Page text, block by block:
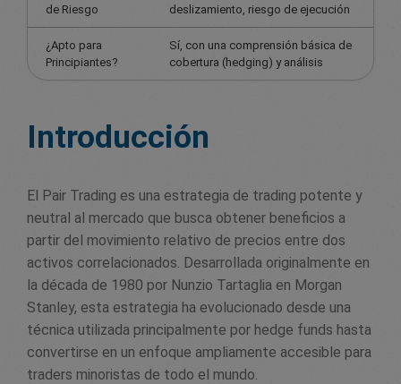
de Riesgo
deslizamiento, riesgo de ejecución
¿Apto para
Principiantes?
Sí, con una comprensión básica de
cobertura (hedging) y análisis
Introducción
El Pair Trading es una estrategia de trading potente y
neutral al mercado que busca obtener beneficios a
partir del movimiento relativo de precios entre dos
activos correlacionados. Desarrollada originalmente en
la década de 1980 por Nunzio Tartaglia en Morgan
Stanley, esta estrategia ha evolucionado desde una
técnica utilizada principalmente por hedge funds hasta
convertirse en un enfoque ampliamente accesible para
traders minoristas de todo el mundo.